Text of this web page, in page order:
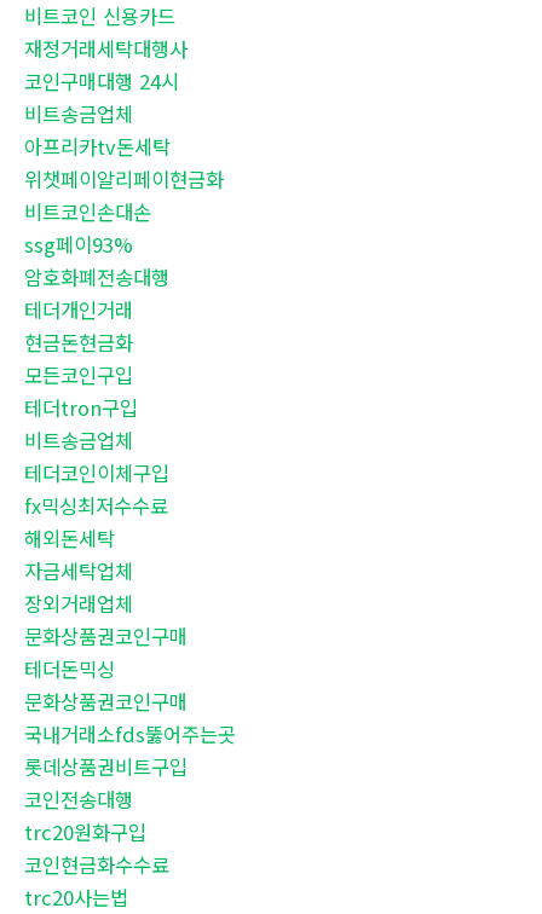
비트코인 신용카드
재정거래세탁대행사
코인구매대행 24시
비트송금업체
아프리카tv돈세탁
위챗페이알리페이현금화
비트코인손대손
ssg페이93%
암호화폐전송대행
테더개인거래
현금돈현금화
모든코인구입
테더tron구입
비트송금업체
테더코인이체구입
fx믹싱최저수수료
해외돈세탁
자금세탁업체
장외거래업체
문화상품권코인구매
테더돈믹싱
문화상품권코인구매
국내거래소fds뚫어주는곳
롯데상품권비트구입
코인전송대행
trc20원화구입
코인현금화수수료
trc20사는법